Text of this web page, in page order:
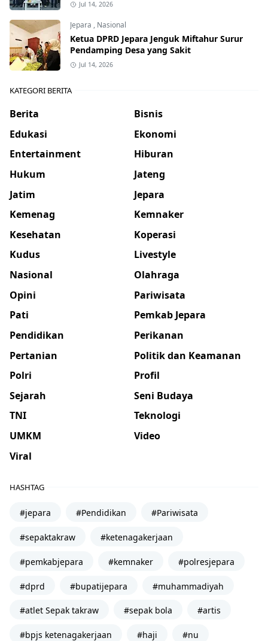
Jul 14, 2026
Jepara , Nasional
Ketua DPRD Jepara Jenguk Miftahur Surur
Pendamping Desa yang Sakit
Jul 14, 2026
KATEGORI BERITA
Berita
Bisnis
Edukasi
Ekonomi
Entertainment
Hiburan
Hukum
Jateng
Jatim
Jepara
Kemenag
Kemnaker
Kesehatan
Koperasi
Kudus
Livestyle
Nasional
Olahraga
Opini
Pariwisata
Pati
Pemkab Jepara
Pendidikan
Perikanan
Pertanian
Politik dan Keamanan
Polri
Profil
Sejarah
Seni Budaya
TNI
Teknologi
UMKM
Video
Viral
HASHTAG
#jepara #Pendidikan #Pariwisata
#sepaktakraw #ketenagakerjaan
#pemkabjepara #kemnaker #polresjepara
#dprd #bupatijepara #muhammadiyah
#atlet Sepak takraw #sepak bola #artis
#bpjs ketenagakerjaan #haji #nu